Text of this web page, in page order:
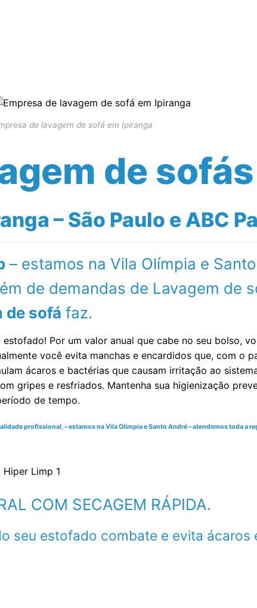
de lavagem de sofá em Ipiranga
de
– São Paulo e ABC
– estamos na Vila Olímpia e
de demandas de Lavagem de
de sofá faz.
Por um valor anual que cabe no seu bolso,
você evita manchas e encardidos que, com o
ácaros e bactérias que causam irritação ao
gripes e resfriados. Mantenha sua higienização
de tempo.
profissional, – estamos na Vila Olímpia e Santo André – atendemos toda a
COM SECAGEM RÁPIDA.
seu estofado combate e evita ácaros